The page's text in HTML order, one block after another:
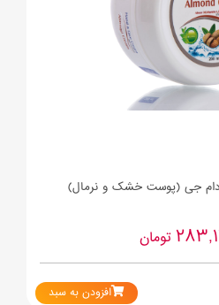
جی (پوست خشک و نرمال)
تومان
افزودن به سبد